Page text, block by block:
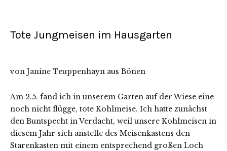
Tote Jungmeisen im Hausgarten
von Janine Teuppenhayn aus Bönen
Am 2.5. fand ich in unserem Garten auf der Wiese eine
noch nicht flügge, tote Kohlmeise. Ich hatte zunächst
den Buntspecht in Verdacht, weil unsere Kohlmeisen in
diesem Jahr sich anstelle des Meisenkastens den
Starenkasten mit einem entsprechend großen Loch